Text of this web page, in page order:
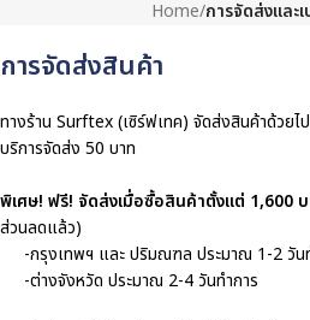
Home/การจัดส่งและ
การจัดส่งสินค้า
ทางร้าน Surftex (เซิร์ฟเทค) จัดส่งสินค้าด้วย
บริการจัดส่ง 50 บาท
พิเศษ! ฟรี! จัดส่งเมื่อซื้อสินค้าตั้งแต่ 1,600
ส่วนลดแล้ว)
-กรุงเทพฯ และ ปริมณฑล ประมาณ 1-2 วัน
-ต่างจังหวัด ประมาณ 2-4 วันทำการ